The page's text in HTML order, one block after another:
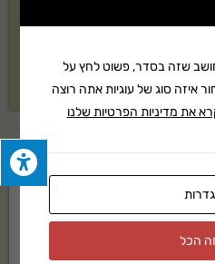
בקשה להצעת מחיר
שזה בסדר, פשוט לחץ על
איזה סוג של עוגיות אתה רוצה
את מדיניות הפרטיות שלנו
הכל